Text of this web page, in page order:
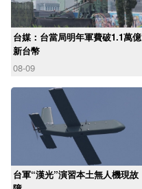
台媒：台當局明年軍費破1.1萬億
新台幣
08-09
台軍“漢光”演習本土無人機現故